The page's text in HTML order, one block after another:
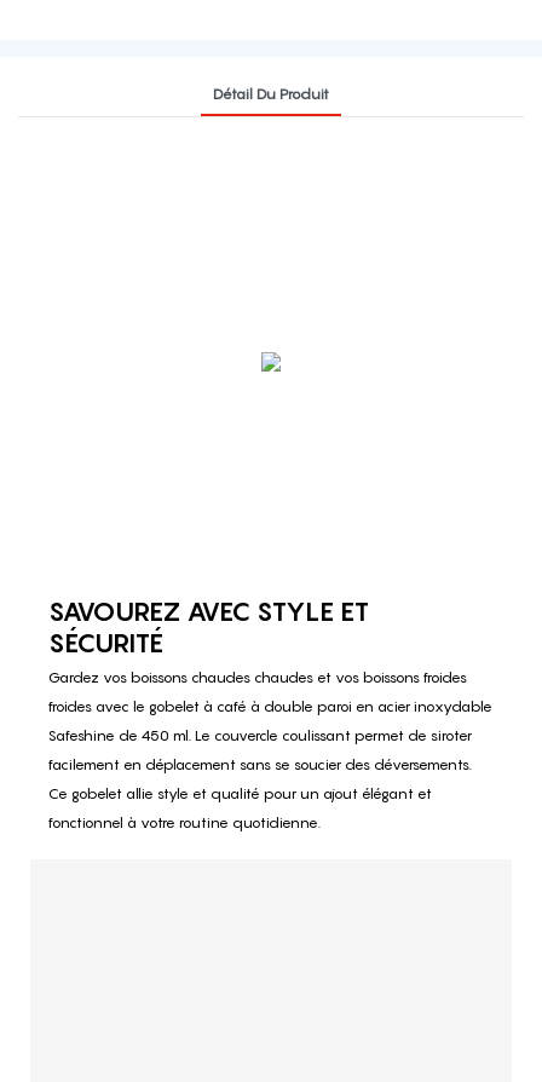
Détail Du Produit
SAVOUREZ AVEC STYLE ET
SÉCURITÉ
Gardez vos boissons chaudes chaudes et vos boissons froides
froides avec le gobelet à café à double paroi en acier inoxydable
Safeshine de 450 ml. Le couvercle coulissant permet de siroter
facilement en déplacement sans se soucier des déversements.
Ce gobelet allie style et qualité pour un ajout élégant et
fonctionnel à votre routine quotidienne.